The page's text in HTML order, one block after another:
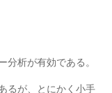
分析が有効である。
るが、とにかく小手